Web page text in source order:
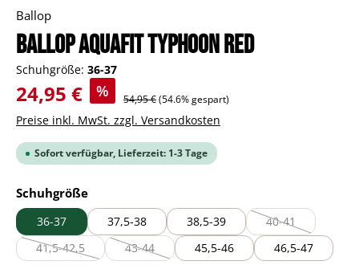
Ballop
BALLOP Aquafit Typhoon red
Schuhgröße: 36-37
Verkaufspreis:
24,95 € % Regulärer Preis:
54,95 €(54.6% gespart)
Preise inkl. MwSt. zzgl. Versandkosten
Sofort verfügbar, Lieferzeit: 1-3 Tage
Schuhgrößeauswählen
36-37 37,5-38 38,5-39 40-41
(Diese Option
41,5-42,5
(Diese Option ist zurzeit nicht verfügbar.)
43-44
(Diese Option ist zurzeit nicht verfügbar.)
45,5-46 46,5-47